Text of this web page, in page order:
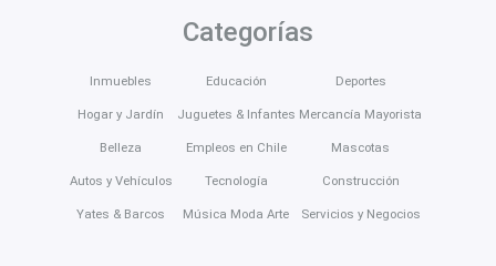
Categorías
Inmuebles
Hogar y Jardín
Belleza
Autos y Vehículos
Yates & Barcos
Educación
Juguetes & Infantes
Empleos en Chile
Tecnología
Música Moda Arte
Deportes
Mercancía Mayorista
Mascotas
Construcción
Servicios y Negocios